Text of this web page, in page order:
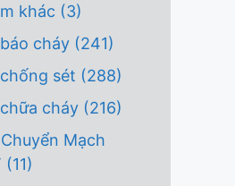
khác (3)
cháy (241)
sét (288)
cháy (216)
Mạch
(11)